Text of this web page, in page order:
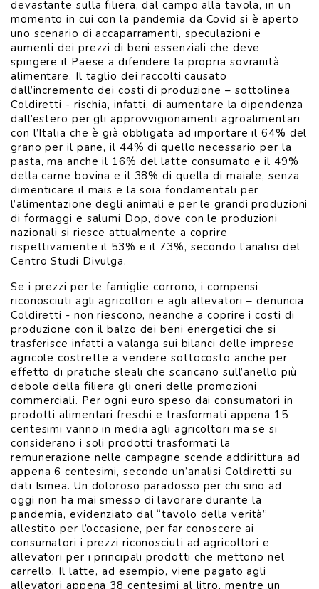
devastante sulla filiera, dal campo alla tavola, in un
momento in cui con la pandemia da Covid si è aperto
uno scenario di accaparramenti, speculazioni e
aumenti dei prezzi di beni essenziali che deve
spingere il Paese a difendere la propria sovranità
alimentare. Il taglio dei raccolti causato
dall’incremento dei costi di produzione – sottolinea
Coldiretti - rischia, infatti, di aumentare la dipendenza
dall’estero per gli approvvigionamenti agroalimentari
con l’Italia che è già obbligata ad importare il 64% del
grano per il pane, il 44% di quello necessario per la
pasta, ma anche il 16% del latte consumato e il 49%
della carne bovina e il 38% di quella di maiale, senza
dimenticare il mais e la soia fondamentali per
l’alimentazione degli animali e per le grandi produzioni
di formaggi e salumi Dop, dove con le produzioni
nazionali si riesce attualmente a coprire
rispettivamente il 53% e il 73%, secondo l’analisi del
Centro Studi Divulga.
Se i prezzi per le famiglie corrono, i compensi
riconosciuti agli agricoltori e agli allevatori – denuncia
Coldiretti - non riescono, neanche a coprire i costi di
produzione con il balzo dei beni energetici che si
trasferisce infatti a valanga sui bilanci delle imprese
agricole costrette a vendere sottocosto anche per
effetto di pratiche sleali che scaricano sull’anello più
debole della filiera gli oneri delle promozioni
commerciali. Per ogni euro speso dai consumatori in
prodotti alimentari freschi e trasformati appena 15
centesimi vanno in media agli agricoltori ma se si
considerano i soli prodotti trasformati la
remunerazione nelle campagne scende addirittura ad
appena 6 centesimi, secondo un’analisi Coldiretti su
dati Ismea. Un doloroso paradosso per chi sino ad
oggi non ha mai smesso di lavorare durante la
pandemia, evidenziato dal “tavolo della verità”
allestito per l’occasione, per far conoscere ai
consumatori i prezzi riconosciuti ad agricoltori e
allevatori per i principali prodotti che mettono nel
carrello. Il latte, ad esempio, viene pagato agli
allevatori appena 38 centesimi al litro, mentre un